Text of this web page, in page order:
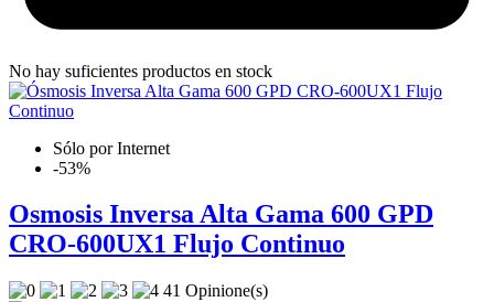
No hay suficientes productos en stock
Sólo por Internet
-53%
Osmosis Inversa Alta Gama 600 GPD
CRO-600UX1 Flujo Continuo
41 Opinione(s)